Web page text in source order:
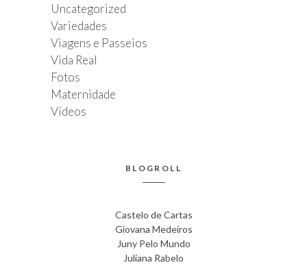
Uncategorized
Variedades
Viagens e Passeios
Vida Real
Fotos
Maternidade
Vídeos
BLOGROLL
Castelo de Cartas
Giovana Medeiros
Juny Pelo Mundo
Juliana Rabelo